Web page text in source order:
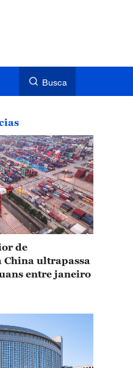
Busca
de
China ultrapassa
entre janeiro